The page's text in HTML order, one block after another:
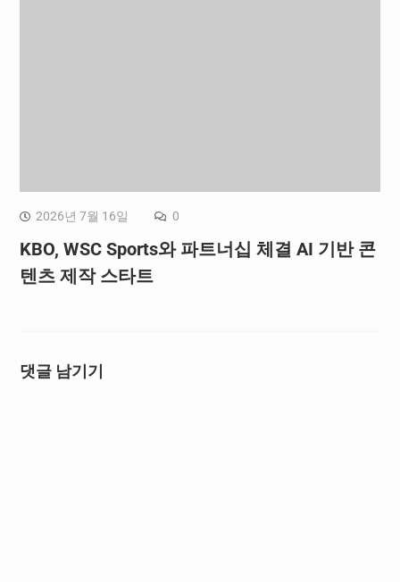
2026년 7월 16일 0
KBO, WSC Sports와 파트너십 체결 AI 기반 콘
텐츠 제작 스타트
댓글 남기기